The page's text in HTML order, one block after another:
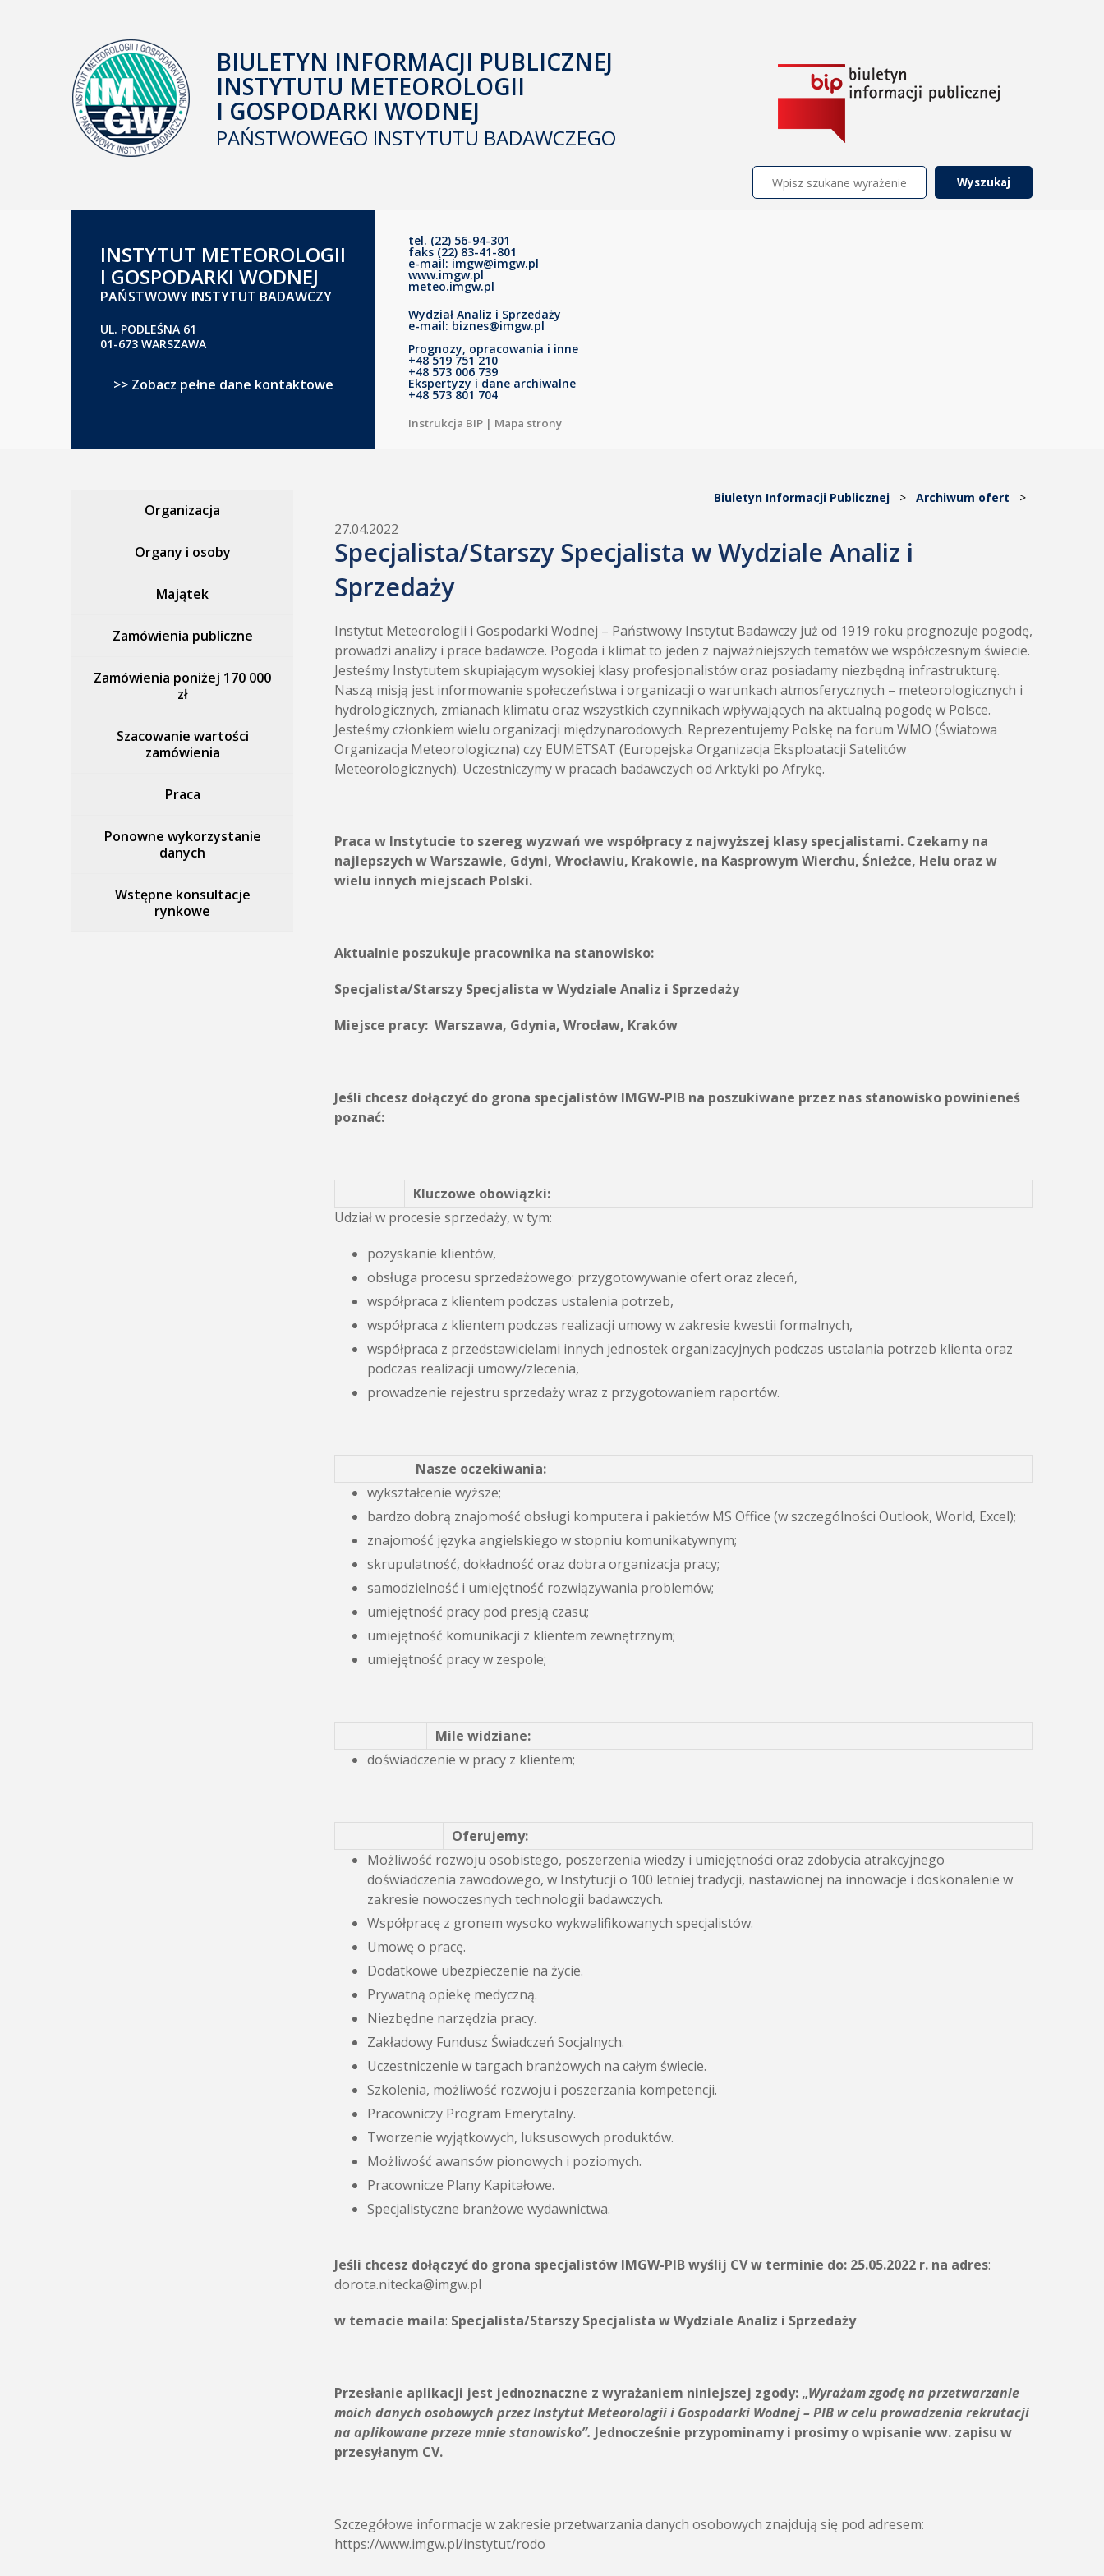
BIULETYN INFORMACJI PUBLICZNEJ
INSTYTUTU METEOROLOGII
I GOSPODARKI WODNEJ
PAŃSTWOWEGO INSTYTUTU BADAWCZEGO
Szukaj:
INSTYTUT METEOROLOGII
I GOSPODARKI WODNEJ
PAŃSTWOWY INSTYTUT BADAWCZY
UL. PODLEŚNA 61
01-673 WARSZAWA
>> Zobacz pełne dane kontaktowe
tel. (22) 56-94-301
faks (22) 83-41-801
e-mail: imgw@imgw.pl
www.imgw.pl
meteo.imgw.pl
Wydział Analiz i Sprzedaży
e-mail: biznes@imgw.pl
Prognozy, opracowania i inne
+48 519 751 210
+48 573 006 739
Ekspertyzy i dane archiwalne
+48 573 801 704
Instrukcja BIP | Mapa strony
Organizacja
Organy i osoby
Majątek
Zamówienia publiczne
Zamówienia poniżej 170 000
zł
Szacowanie wartości
zamówienia
Praca
Ponowne wykorzystanie
danych
Wstępne konsultacje
rynkowe
Biuletyn Informacji Publicznej > Archiwum ofert >
27.04.2022
Specjalista/Starszy Specjalista w Wydziale Analiz i
Sprzedaży
Instytut Meteorologii i Gospodarki Wodnej – Państwowy Instytut Badawczy już od 1919 roku prognozuje pogodę,
prowadzi analizy i prace badawcze. Pogoda i klimat to jeden z najważniejszych tematów we współczesnym świecie.
Jesteśmy Instytutem skupiającym wysokiej klasy profesjonalistów oraz posiadamy niezbędną infrastrukturę.
Naszą misją jest informowanie społeczeństwa i organizacji o warunkach atmosferycznych – meteorologicznych i
hydrologicznych, zmianach klimatu oraz wszystkich czynnikach wpływających na aktualną pogodę w Polsce.
Jesteśmy członkiem wielu organizacji międzynarodowych. Reprezentujemy Polskę na forum WMO (Światowa
Organizacja Meteorologiczna) czy EUMETSAT (Europejska Organizacja Eksploatacji Satelitów
Meteorologicznych). Uczestniczymy w pracach badawczych od Arktyki po Afrykę.
Praca w Instytucie to szereg wyzwań we współpracy z najwyższej klasy specjalistami. Czekamy na
najlepszych w Warszawie, Gdyni, Wrocławiu, Krakowie, na Kasprowym Wierchu, Śnieżce, Helu oraz w
wielu innych miejscach Polski.
Aktualnie poszukuje pracownika na stanowisko:
Specjalista/Starszy Specjalista w Wydziale Analiz i Sprzedaży
Miejsce pracy: Warszawa, Gdynia, Wrocław, Kraków
Jeśli chcesz dołączyć do grona specjalistów IMGW-PIB na poszukiwane przez nas stanowisko powinieneś
poznać:
Kluczowe obowiązki:
Udział w procesie sprzedaży, w tym:
pozyskanie klientów,
obsługa procesu sprzedażowego: przygotowywanie ofert oraz zleceń,
współpraca z klientem podczas ustalenia potrzeb,
współpraca z klientem podczas realizacji umowy w zakresie kwestii formalnych,
współpraca z przedstawicielami innych jednostek organizacyjnych podczas ustalania potrzeb klienta oraz
podczas realizacji umowy/zlecenia,
prowadzenie rejestru sprzedaży wraz z przygotowaniem raportów.
Nasze oczekiwania:
wykształcenie wyższe;
bardzo dobrą znajomość obsługi komputera i pakietów MS Office (w szczególności Outlook, World, Excel);
znajomość języka angielskiego w stopniu komunikatywnym;
skrupulatność, dokładność oraz dobra organizacja pracy;
samodzielność i umiejętność rozwiązywania problemów;
umiejętność pracy pod presją czasu;
umiejętność komunikacji z klientem zewnętrznym;
umiejętność pracy w zespole;
Mile widziane:
doświadczenie w pracy z klientem;
Oferujemy:
Możliwość rozwoju osobistego, poszerzenia wiedzy i umiejętności oraz zdobycia atrakcyjnego
doświadczenia zawodowego, w Instytucji o 100 letniej tradycji, nastawionej na innowacje i doskonalenie w
zakresie nowoczesnych technologii badawczych.
Współpracę z gronem wysoko wykwalifikowanych specjalistów.
Umowę o pracę.
Dodatkowe ubezpieczenie na życie.
Prywatną opiekę medyczną.
Niezbędne narzędzia pracy.
Zakładowy Fundusz Świadczeń Socjalnych.
Uczestniczenie w targach branżowych na całym świecie.
Szkolenia, możliwość rozwoju i poszerzania kompetencji.
Pracowniczy Program Emerytalny.
Tworzenie wyjątkowych, luksusowych produktów.
Możliwość awansów pionowych i poziomych.
Pracownicze Plany Kapitałowe.
Specjalistyczne branżowe wydawnictwa.
Jeśli chcesz dołączyć do grona specjalistów IMGW-PIB wyślij CV w terminie do: 25.05.2022 r. na adres:
dorota.nitecka@imgw.pl
w temacie maila: Specjalista/Starszy Specjalista w Wydziale Analiz i Sprzedaży
Przesłanie aplikacji jest jednoznaczne z wyrażaniem niniejszej zgody: „Wyrażam zgodę na przetwarzanie
moich danych osobowych przezInstytut Meteorologii i Gospodarki Wodnej – PIB w celu prowadzenia rekrutacji
na aplikowane przeze mnie stanowisko”. Jednocześnie przypominamy i prosimy o wpisanie ww. zapisu w
przesyłanym CV.
Szczegółowe informacje w zakresie przetwarzania danych osobowych znajdują się pod adresem:
https://www.imgw.pl/instytut/rodo